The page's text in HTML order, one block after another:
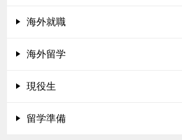
海外就職
海外留学
現役生
留学準備